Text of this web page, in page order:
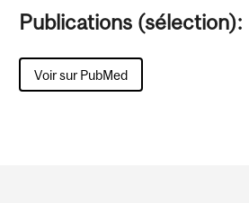
Publications (sélection):
Voir sur PubMed